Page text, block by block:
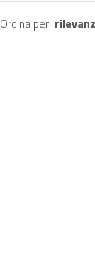
Ordina per